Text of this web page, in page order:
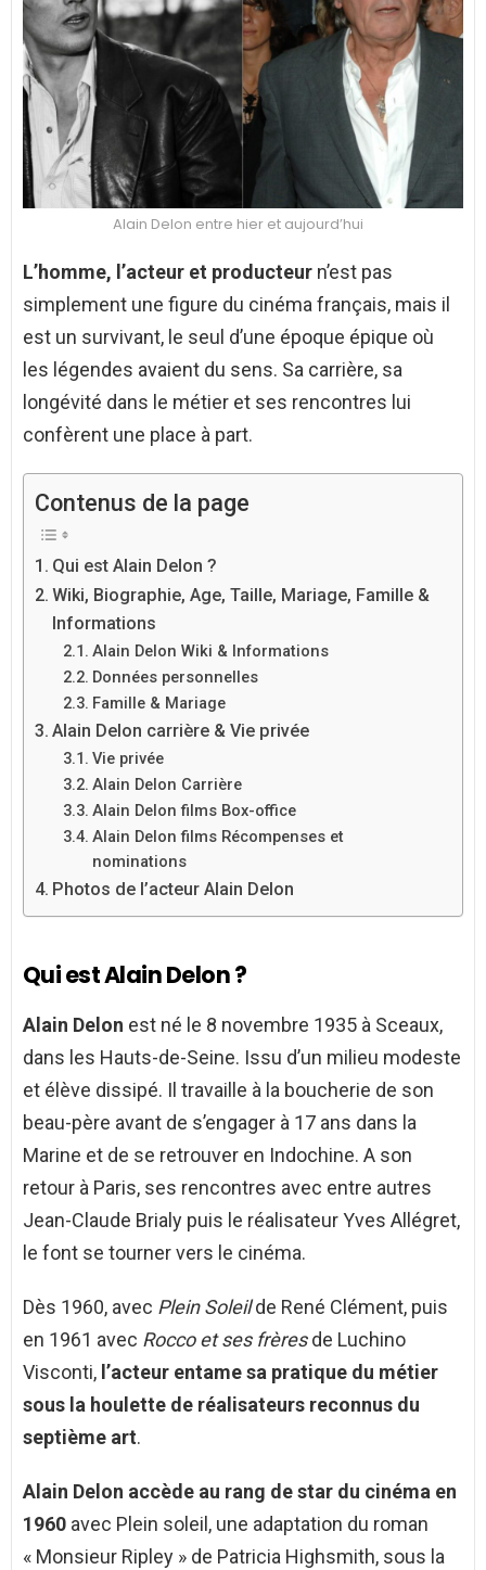
Alain Delon entre hier et aujourd’hui
L’homme, l’acteur et producteur n’est pas
simplement une figure du cinéma français, mais il
est un survivant, le seul d’une époque épique où
les légendes avaient du sens. Sa carrière, sa
longévité dans le métier et ses rencontres lui
confèrent une place à part.
Contenus de la page
Qui est Alain Delon ?
Wiki, Biographie, Age, Taille, Mariage, Famille &
Informations
Alain Delon Wiki & Informations
Données personnelles
Famille & Mariage
Alain Delon carrière & Vie privée
Vie privée
Alain Delon Carrière
Alain Delon films Box-office
Alain Delon films Récompenses et
nominations
Photos de l’acteur Alain Delon
Qui est Alain Delon ?
Alain Delon est né le 8 novembre 1935 à Sceaux,
dans les Hauts-de-Seine. Issu d’un milieu modeste
et élève dissipé. Il travaille à la boucherie de son
beau-père avant de s’engager à 17 ans dans la
Marine et de se retrouver en Indochine. A son
retour à Paris, ses rencontres avec entre autres
Jean-Claude Brialy puis le réalisateur Yves Allégret,
le font se tourner vers le cinéma.
Dès 1960, avec Plein Soleilde René Clément, puis
en 1961 avec Rocco et ses frèresde Luchino
Visconti, l’acteur entame sa pratique du métier
sous la houlette de réalisateurs reconnus du
septième art.
Alain Delon accède au rang de star du cinéma en
1960 avec Plein soleil, une adaptation du roman
« Monsieur Ripley » de Patricia Highsmith, sous la